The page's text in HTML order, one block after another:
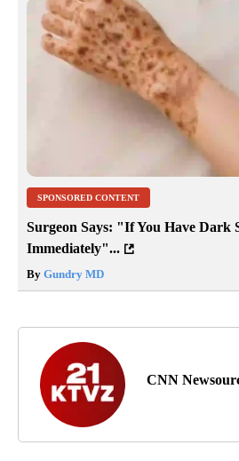
SPONSORED CONTENT
Surgeon Says: "If You Have Dark
Immediately"...
By Gundry MD
CNN